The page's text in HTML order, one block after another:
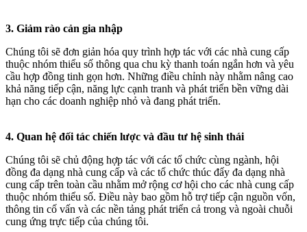
3. Giảm rào cản gia nhập
Chúng tôi sẽ đơn giản hóa quy trình hợp tác với các nhà cung cấp
thuộc nhóm thiểu số thông qua chu kỳ thanh toán ngắn hơn và yêu
cầu hợp đồng tinh gọn hơn. Những điều chỉnh này nhằm nâng cao
khả năng tiếp cận, năng lực cạnh tranh và phát triển bền vững dài
hạn cho các doanh nghiệp nhỏ và đang phát triển.
4. Quan hệ đối tác chiến lược và đầu tư hệ sinh thái
Chúng tôi sẽ chủ động hợp tác với các tổ chức cùng ngành, hội
đồng đa dạng nhà cung cấp và các tổ chức thúc đẩy đa dạng nhà
cung cấp trên toàn cầu nhằm mở rộng cơ hội cho các nhà cung cấp
thuộc nhóm thiểu số. Điều này bao gồm hỗ trợ tiếp cận nguồn vốn,
thông tin cố vấn và các nền tảng phát triển cả trong và ngoài chuỗi
cung ứng trực tiếp của chúng tôi.